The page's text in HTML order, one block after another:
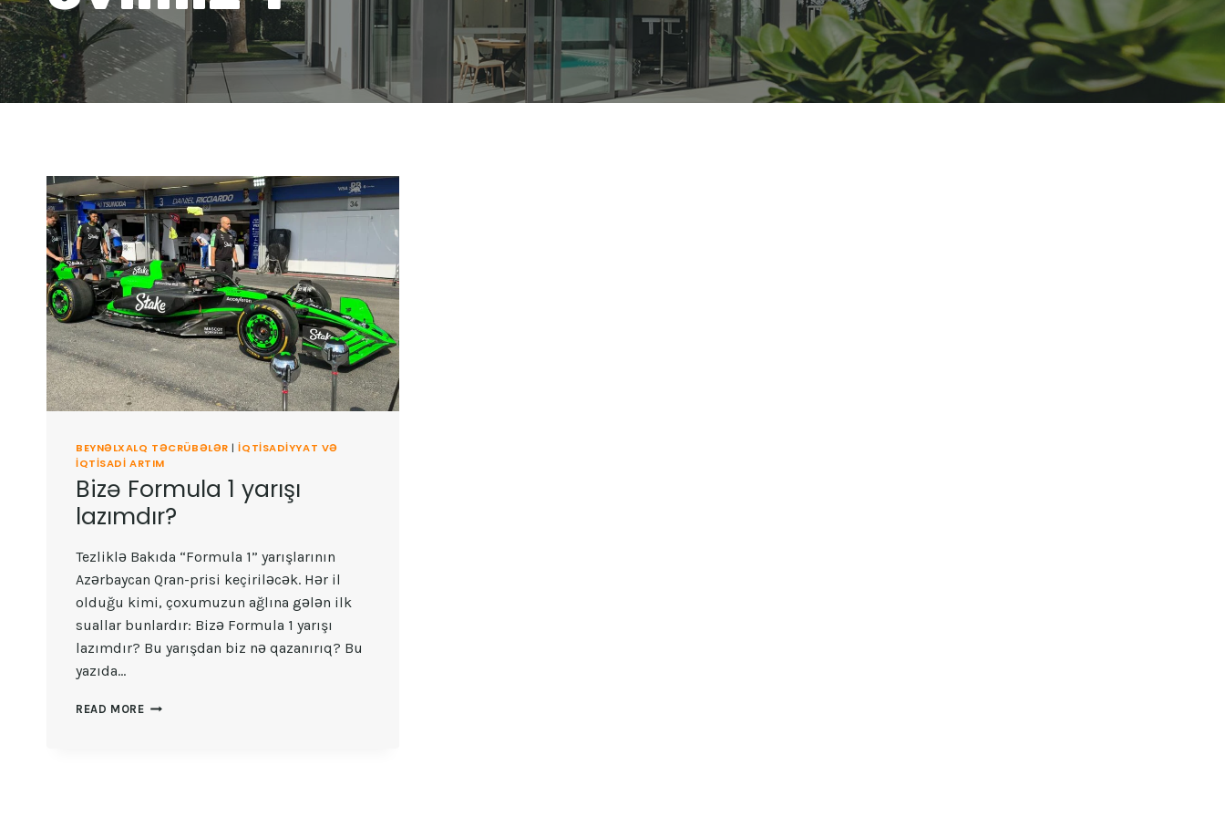
BEYNƏLXALQ TƏCRÜBƏLƏR |İQTISADIYYAT VƏ
IQTISADI ARTIM
Bizə Formula 1 yarışı
lazımdır?
Tezliklə Bakıda “Formula 1” yarışlarının
Azərbaycan Qran-prisi keçiriləcək. Hər il
olduğu kimi, çoxumuzun ağlına gələn ilk
suallar bunlardır: Bizə Formula 1 yarışı
lazımdır? Bu yarışdan biz nə qazanırıq? Bu
yazıda…
READ MORE BIZƏ